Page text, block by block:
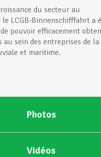
en vie privée
du secteur au
LCGB-Binnenschifffahrt a
pouvoir efficacement
au sein des entreprises de la
et maritime.
Photos
Vidéos